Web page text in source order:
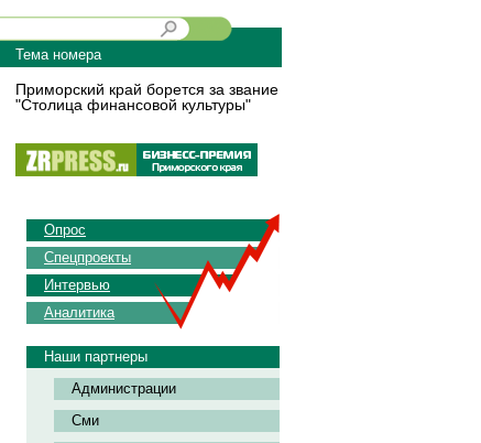
Тема номера
Приморский край борется за звание
"Столица финансовой культуры"
Опрос
Спецпроекты
Интервью
Аналитика
Наши партнеры
Администрации
Сми